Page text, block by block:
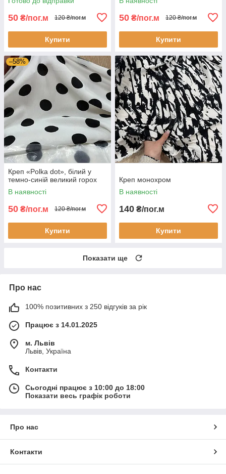
50 ₴/пог.м 120 ₴/пог.м
Купити
50 ₴/пог.м 120 ₴/пог.м
Купити
–58%
Креп «Polka dot», білий у
темно-синій великий горох
В наявності
50 ₴/пог.м 120 ₴/пог.м
Купити
Креп монохром
В наявності
140 ₴/пог.м
Купити
Показати ще
Про нас
100% позитивних з 250 відгуків за рік
Працює з 14.01.2025
м. Львів
Львів, Україна
Контакти
Сьогодні працює з 10:00 до 18:00
Показати весь графік роботи
Про нас
Контакти